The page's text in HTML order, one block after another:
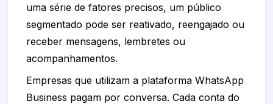
uma série de fatores precisos, um público
segmentado pode ser reativado, reengajado ou
receber mensagens, lembretes ou
acompanhamentos.
Empresas que utilizam a plataforma WhatsApp
Business pagam por conversa. Cada conta do